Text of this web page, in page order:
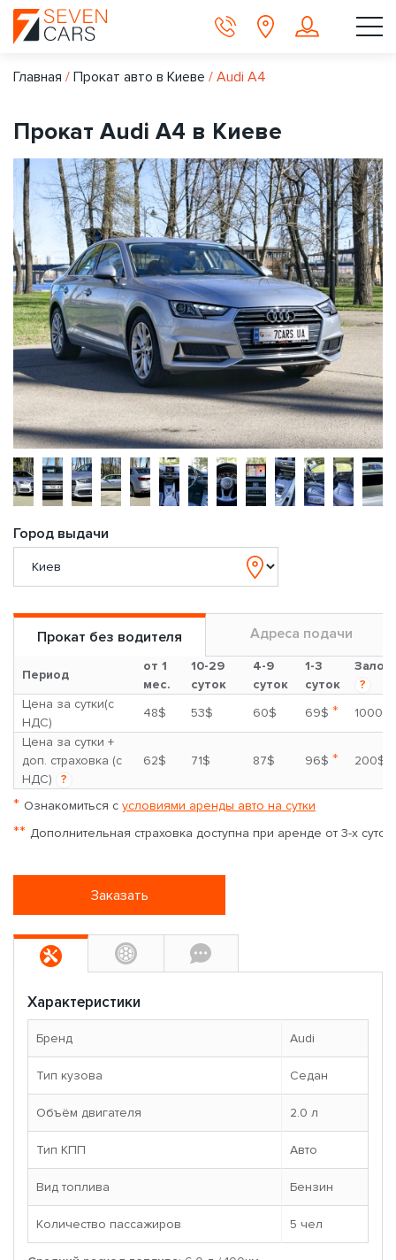
Главная / Прокат авто в Киеве / Audi A4
Прокат Audi A4 в Киеве
Город выдачи
Прокат без водителя Адреса подачи
Период
от 1
мес.
10-29
суток
4-9
суток
1-3
суток
Залог
?
Цена за сутки(с
НДС)
48$ 53$ 60$ 69$ *
1000$
Цена за сутки +
доп. страховка (с
НДС)
?
62$ 71$ 87$ 96$ * 200$
* Ознакомиться с условиями аренды авто на сутки
** Дополнительная страховка доступна при аренде от 3-х суток
Заказать
Характеристики
Бренд Audi
Тип кузова Седан
Объём двигателя 2.0 л
Тип КПП Авто
Вид топлива Бензин
Количество пассажиров 5 чел